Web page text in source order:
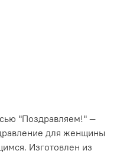
"Поздравляем!" —
для женщины
Изготовлен из